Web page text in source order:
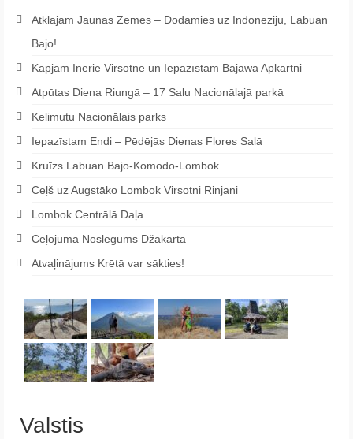
Atklājam Jaunas Zemes – Dodamies uz Indonēziju, Labuan
Bajo!
Kāpjam Inerie Virsotnē un Iepazīstam Bajawa Apkārtni
Atpūtas Diena Riungā – 17 Salu Nacionālajā parkā
Kelimutu Nacionālais parks
Iepazīstam Endi – Pēdējās Dienas Flores Salā
Kruīzs Labuan Bajo-Komodo-Lombok
Ceļš uz Augstāko Lombok Virsotni Rinjani
Lombok Centrālā Daļa
Ceļojuma Noslēgums Džakartā
Atvaļinājums Krētā var sākties!
Valstis